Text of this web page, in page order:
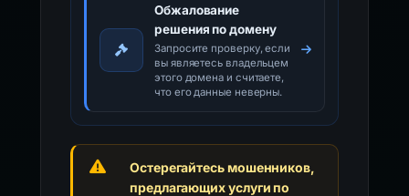
Обжалование
решения по домену
Запросите проверку, если
вы являетесь владельцем
этого домена и считаете,
что его данные неверны.
Остерегайтесь мошенников,
предлагающих услуги по